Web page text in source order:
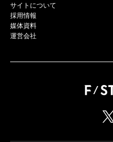
サイトについて
採用情報
媒体資料
運営会社